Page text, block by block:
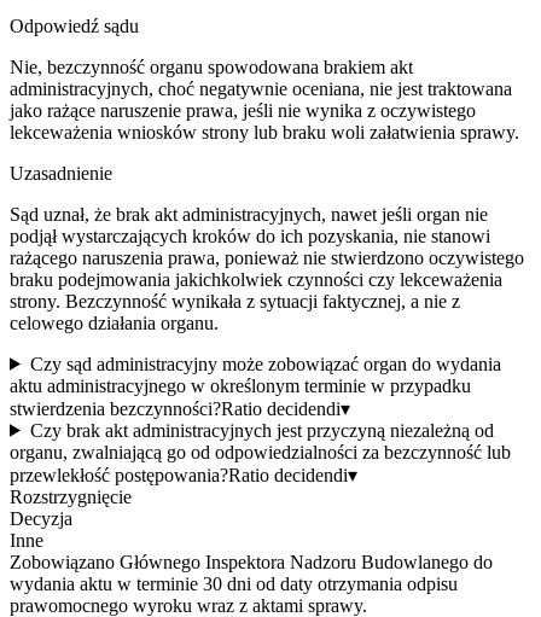
Odpowiedź sądu
Nie, bezczynność organu spowodowana brakiem akt
administracyjnych, choć negatywnie oceniana, nie jest traktowana
jako rażące naruszenie prawa, jeśli nie wynika z oczywistego
lekceważenia wniosków strony lub braku woli załatwienia sprawy.
Uzasadnienie
Sąd uznał, że brak akt administracyjnych, nawet jeśli organ nie
podjął wystarczających kroków do ich pozyskania, nie stanowi
rażącego naruszenia prawa, ponieważ nie stwierdzono oczywistego
braku podejmowania jakichkolwiek czynności czy lekceważenia
strony. Bezczynność wynikała z sytuacji faktycznej, a nie z
celowego działania organu.
Czy sąd administracyjny może zobowiązać organ do wydania
aktu administracyjnego w określonym terminie w przypadku
stwierdzenia bezczynności?Ratio decidendi▾
Czy brak akt administracyjnych jest przyczyną niezależną od
organu, zwalniającą go od odpowiedzialności za bezczynność lub
przewlekłość postępowania?Ratio decidendi▾
Rozstrzygnięcie
Decyzja
Inne
Zobowiązano Głównego Inspektora Nadzoru Budowlanego do
wydania aktu w terminie 30 dni od daty otrzymania odpisu
prawomocnego wyroku wraz z aktami sprawy.